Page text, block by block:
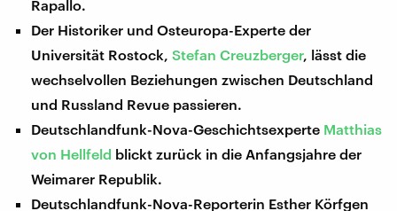
Rapallo.
Der Historiker und Osteuropa-Experte der
Universität Rostock,Stefan Creuzberger, lässt die
wechselvollen Beziehungen zwischen Deutschland
und Russland Revue passieren.
Deutschlandfunk-Nova-Geschichtsexperte Matthias
von Hellfeld blickt zurück in die Anfangsjahre der
Weimarer Republik.
Deutschlandfunk-Nova-Reporterin Esther Körfgen